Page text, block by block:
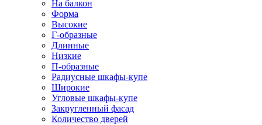
На балкон
Форма
Высокие
Г-образные
Длинные
Низкие
П-образные
Радиусные шкафы-купе
Широкие
Угловые шкафы-купе
Закругленный фасад
Количество дверей